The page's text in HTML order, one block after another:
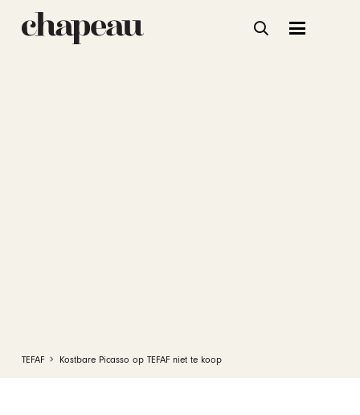
TEFAF Kostbare Picasso op TEFAF niet te koop